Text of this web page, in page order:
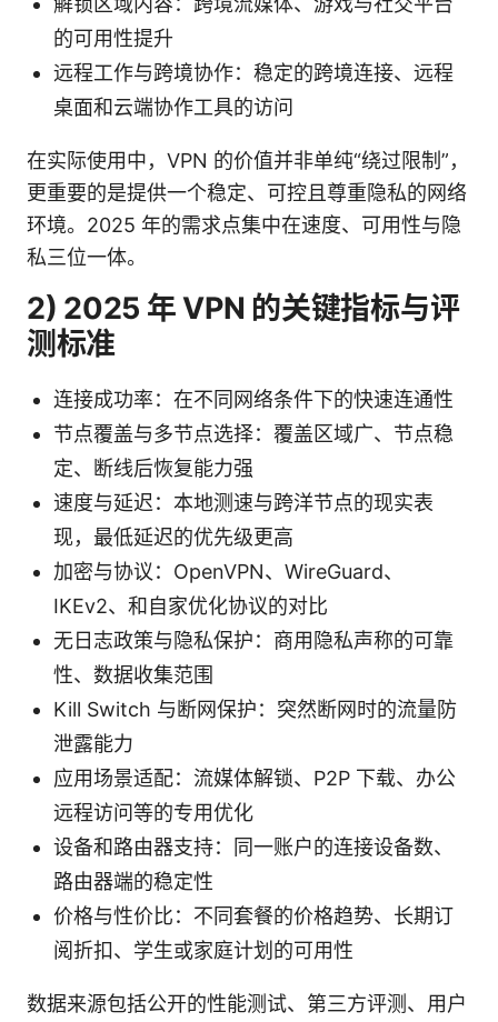
的可用性提升
远程工作与跨境协作：稳定的跨境连接、远程
桌面和云端协作工具的访问
在实际使用中，VPN 的价值并非单纯“绕过限制”，
更重要的是提供一个稳定、可控且尊重隐私的网络
环境。2025 年的需求点集中在速度、可用性与隐
私三位一体。
2) 2025 年 VPN 的关键指标与评
测标准
连接成功率：在不同网络条件下的快速连通性
节点覆盖与多节点选择：覆盖区域广、节点稳
定、断线后恢复能力强
速度与延迟：本地测速与跨洋节点的现实表
现，最低延迟的优先级更高
加密与协议：OpenVPN、WireGuard、
IKEv2、和自家优化协议的对比
无日志政策与隐私保护：商用隐私声称的可靠
性、数据收集范围
Kill Switch 与断网保护：突然断网时的流量防
泄露能力
应用场景适配：流媒体解锁、P2P 下载、办公
远程访问等的专用优化
设备和路由器支持：同一账户的连接设备数、
路由器端的稳定性
价格与性价比：不同套餐的价格趋势、长期订
阅折扣、学生或家庭计划的可用性
数据来源包括公开的性能测试、第三方评测、用户